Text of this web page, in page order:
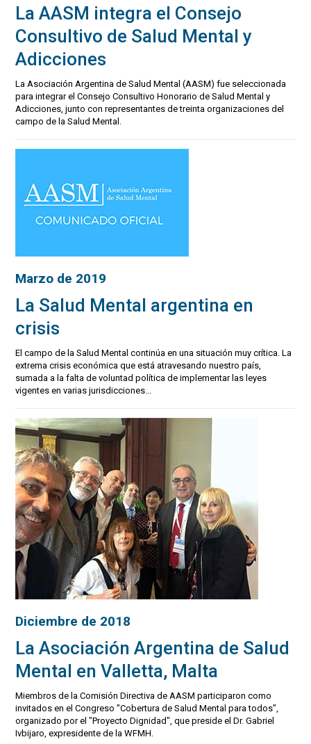
La AASM integra el Consejo
Consultivo de Salud Mental y
Adicciones
La Asociación Argentina de Salud Mental (AASM) fue seleccionada
para integrar el Consejo Consultivo Honorario de Salud Mental y
Adicciones, junto con representantes de treinta organizaciones del
campo de la Salud Mental.
Marzo de 2019
La Salud Mental argentina en
crisis
El campo de la Salud Mental continúa en una situación muy crítica. La
extrema crisis económica que está atravesando nuestro país,
sumada a la falta de voluntad política de implementar las leyes
vigentes en varias jurisdicciones...
Diciembre de 2018
La Asociación Argentina de Salud
Mental en Valletta, Malta
Miembros de la Comisión Directiva de AASM participaron como
invitados en el Congreso "Cobertura de Salud Mental para todos",
organizado por el "Proyecto Dignidad", que preside el Dr. Gabriel
Ivbijaro, expresidente de la WFMH.